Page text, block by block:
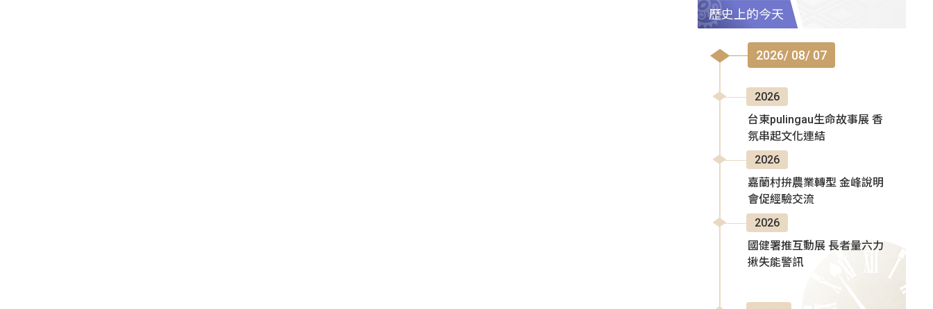
歷史上的今天
2026/ 08/ 07
2026
台東pulingau生命故事展 香
氛串起文化連結
2026
嘉蘭村拚農業轉型 金峰說明
會促經驗交流
2026
國健署推互動展 長者量六力
揪失能警訊